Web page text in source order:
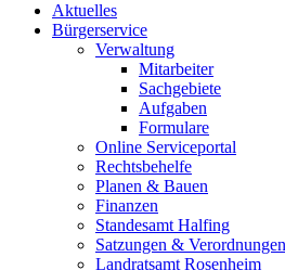
Aktuelles
Bürgerservice
Verwaltung
Mitarbeiter
Sachgebiete
Aufgaben
Formulare
Online Serviceportal
Rechtsbehelfe
Planen & Bauen
Finanzen
Standesamt Halfing
Satzungen & Verordnungen
Landratsamt Rosenheim